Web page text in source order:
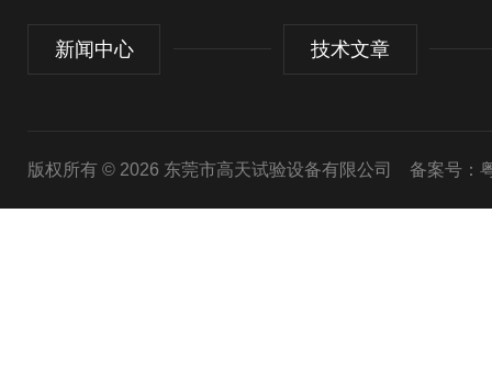
新闻中心 技术文章
版权所有 © 2026 东莞市高天试验设备有限公司 备案号：